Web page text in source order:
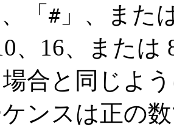
「 #」、また
、16、または
合と同じよ
ンスは正の